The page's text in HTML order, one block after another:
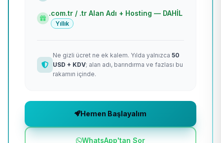
.com.tr / .tr Alan Adı + Hosting — DAHİL
Yıllık
Ne gizli ücret ne ek kalem. Yılda yalnızca 50
USD + KDV; alan adı, barındırma ve fazlası bu
rakamın içinde.
Hemen Başlayalım
WhatsApp'tan Sor